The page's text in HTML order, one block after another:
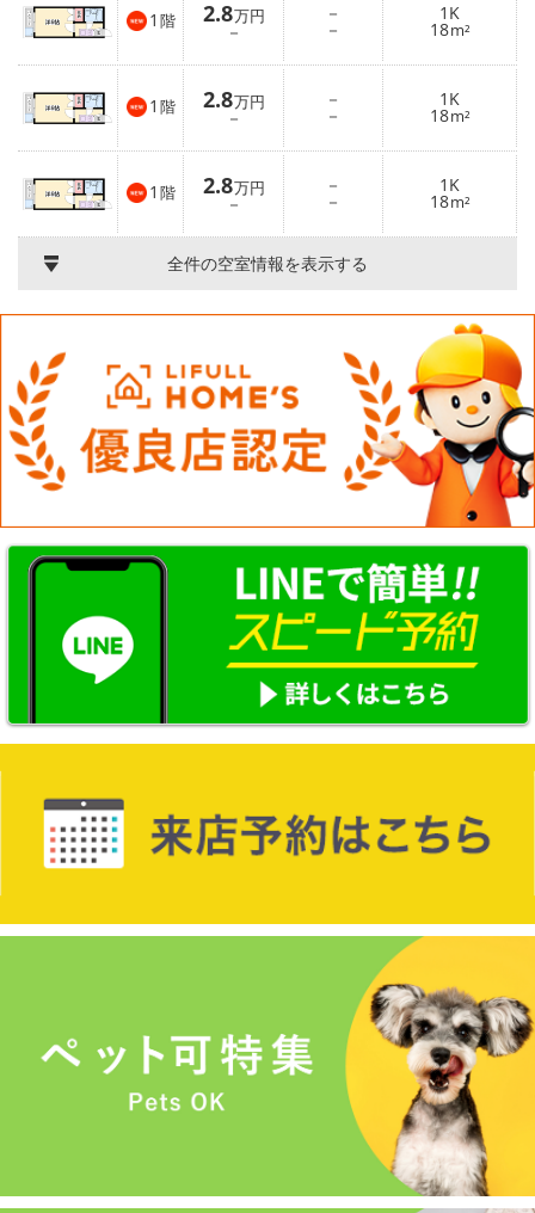
1 階 2.8万円
－
－
－
1K
18m²
1 階 2.8万円
－
－
－
1K
18m²
1 階 2.8万円
－
－
－
1K
18m²
全件の空室情報を表示する